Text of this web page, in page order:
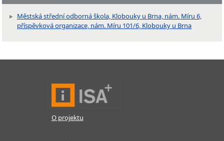
Městská střední odborná škola, Klobouky u Brna, nám. Míru 6,
příspěvková organizace, nám. Míru 101/6, Klobouky u Brna
O projektu